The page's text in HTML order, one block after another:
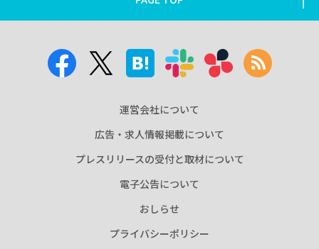
運営会社について
広告・求人情報掲載について
プレスリリースの受付と取材について
電子公告について
おしらせ
プライバシーポリシー